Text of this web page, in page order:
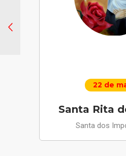
22 de
Santa Rita
Santa dos